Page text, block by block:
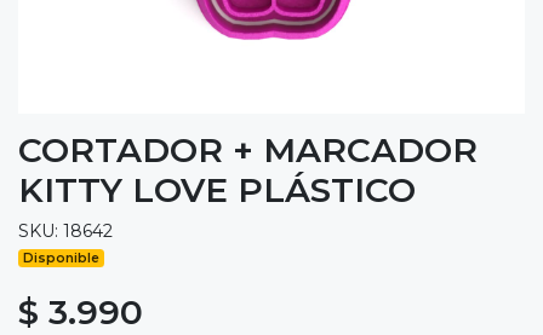
CORTADOR + MARCADOR
KITTY LOVE PLÁSTICO
SKU: 18642
Disponible
$ 3.990